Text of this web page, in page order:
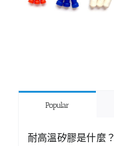
Popular
耐高溫矽膠是什麼？